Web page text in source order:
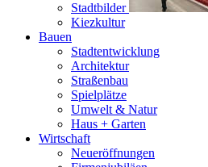
Stadtbilder
Kiezkultur
Bauen
Stadtentwicklung
Architektur
Straßenbau
Spielplätze
Umwelt & Natur
Haus + Garten
Wirtschaft
Neueröffnungen